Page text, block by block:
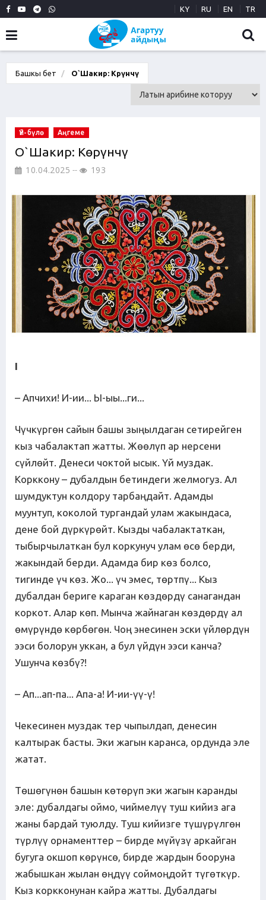
KY RU EN TR
Башкы бет О`Шакир: Көрүнчү
Үй-бүлө Аңгеме
О`Шакир: Көрүнчү
10.04.2025 193
I
– Апчихи! И-ии... Ы-ыы...ги...
Чүчкүргөн сайын башы зыңылдаган сетирейген
кыз чабалактап жатты. Жөөлүп ар нерсени
сүйлөйт. Денеси чоктой ысык. Үй муздак.
Корккону – дубалдын бетиндеги желмогуз. Ал
шумдуктун колдору тарбаңдайт. Адамды
муунтуп, коколой тургандай улам жакындаса,
дене бой дүркүрөйт. Кызды чабалактаткан,
тыбырчылаткан бул коркунуч улам өсө берди,
жакындай берди. Адамда бир көз болсо,
тигинде үч көз. Жо... үч эмес, төртпү... Кыз
дубалдан бериге караган көздөрдү санагандан
коркот. Алар көп. Мынча жайнаган көздөрдү ал
өмүрүндө көрбөгөн. Чоң энесинен эски үйлөрдүн
ээси болорун уккан, а бул үйдүн ээси канча?
Ушунча көзбү?!
– Ап...ап-па... Апа-а! И-ии-үү-ү!
Чекесинен муздак тер чыпылдап, денесин
калтырак басты. Эки жагын каранса, ордунда эле
жатат.
Төшөгүнөн башын көтөрүп эки жагын каранды
эле: дубалдагы оймо, чиймелүү туш кийиз ага
жаны бардай туюлду. Туш кийизге түшүрүлгөн
түрлүү орнаменттер – бирде мүйүзү аркайган
бугуга окшоп көрүнсө, бирде жардын бооруна
жабышкан жылан өңдүү соймоңдойт түгөткүр.
Кыз коркконунан кайра жатты. Дубалдагы